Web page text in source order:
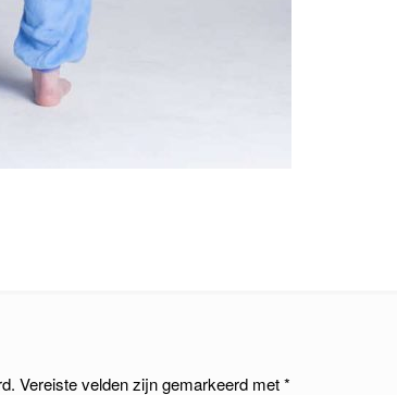
Vereiste velden zijn gemarkeerd met*